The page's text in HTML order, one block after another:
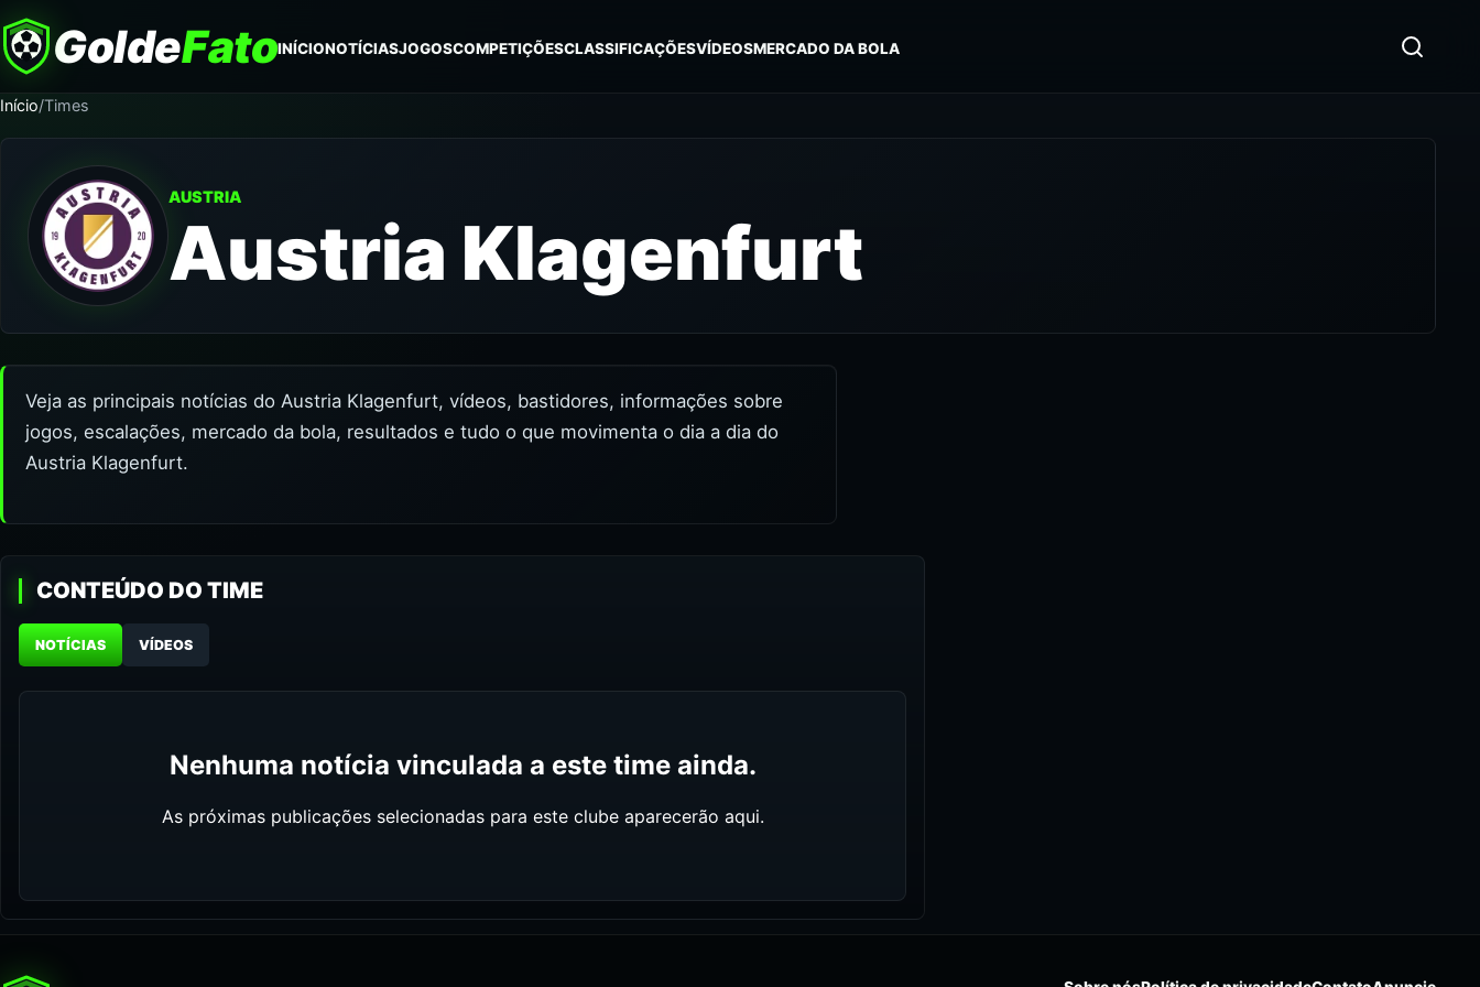
GoldeFatoINÍCIONOTÍCIASJOGOSCOMPETIÇÕESCLASSIFICAÇÕESVÍDEOSMERCADO DA BOLA
Início/Times
AUSTRIA
Austria Klagenfurt
Veja as principais notícias do Austria Klagenfurt, vídeos, bastidores, informações sobre
jogos, escalações, mercado da bola, resultados e tudo o que movimenta o dia a dia do
Austria Klagenfurt.
CONTEÚDO DO TIME
NOTÍCIAS VÍDEOS
Nenhuma notícia vinculada a este time ainda.
As próximas publicações selecionadas para este clube aparecerão aqui.